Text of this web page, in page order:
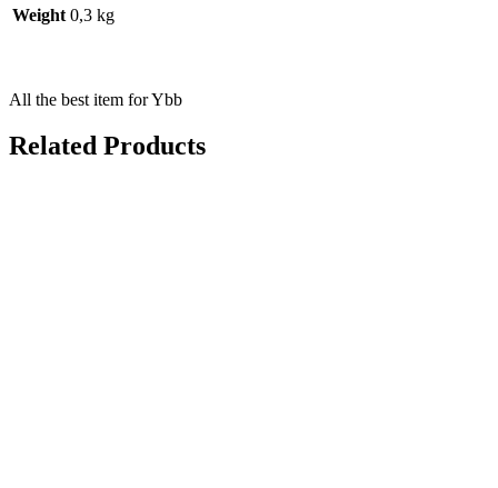
Weight 0,3 kg
All the best item for Ybb
Related Products